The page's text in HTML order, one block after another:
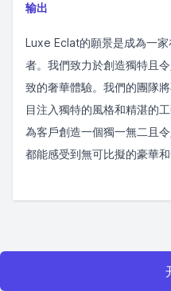
输出
Luxe Eclat的願景是成為一
者。我們致力於創造獨特且
致的奢華體驗。我們的團隊
目注入獨特的風格和精湛的
為客戶創造一個獨一無二且
都能感受到無可比擬的豪華和